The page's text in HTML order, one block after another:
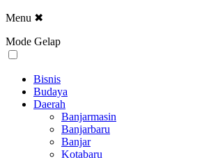
Menu ✖
Mode Gelap
Bisnis
Budaya
Daerah
Banjarmasin
Banjarbaru
Banjar
Kotabaru